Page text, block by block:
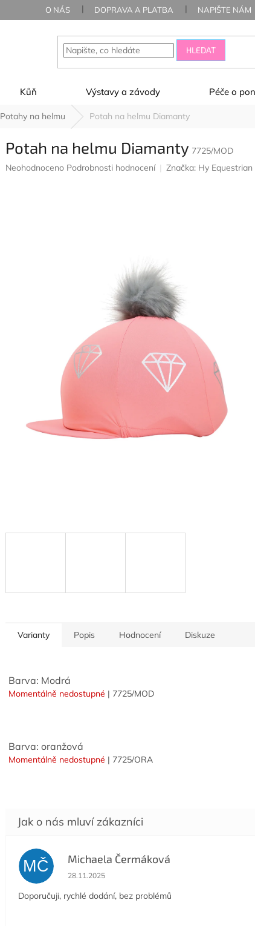
O NÁS DOPRAVA A PLATBA NAPIŠTE NÁM
HLEDAT
Kůň Výstavy a závody Péče o
Potahy na helmu Potah na helmu Diamanty
Potah na helmu Diamanty 7725/MOD
Průměrné
Neohodnoceno Podrobnosti hodnocení Značka: Hy Equestrian
Varianty Popis Hodnocení Diskuze
Barva: Modrá
Momentálně nedostupné | 7725/MOD
Barva: oranžová
Momentálně nedostupné | 7725/ORA
MČ Michaela Čermáková
Hodnocení obchodu je 5 z 5 hvězdiček.
28.11.2025
Doporučuji, rychlé dodání, bez problémů